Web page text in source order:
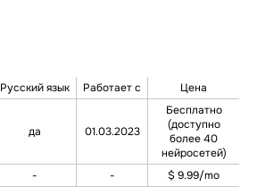
Русский язык Работает с Цена
да 01.03.2023
Бесплатно
(доступно
более 40
нейросетей)
- -
$ 9.99/mo